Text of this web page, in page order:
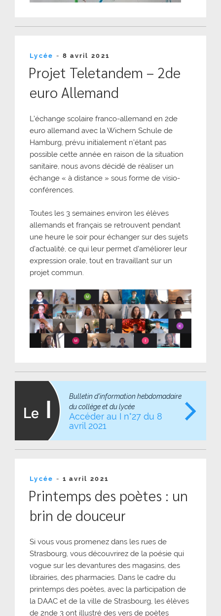
Lycée - Publié
8 avril 2021
Projet Teletandem – 2de
euro Allemand
L’échange scolaire franco-allemand en 2de
euro allemand avec la Wichern Schule de
Hamburg, prévu initialement n’étant pas
possible cette année en raison de la situation
sanitaire, nous avons décidé de réaliser un
échange « à distance » sous forme de visio-
conférences.
Toutes les 3 semaines environ les élèves
allemands et français se retrouvent pendant
une heure le soir pour échanger sur des sujets
d’actualité, ce qui leur permet d’améliorer leur
expression orale, tout en travaillant sur un
projet commun.
Bulletin d'information hebdomadaire
du collège et du lycée
Accéder au I n°27 du 8
avril 2021
Lycée - Publié
1 avril 2021
Printemps des poètes : un
brin de douceur
Si vous vous promenez dans les rues de
Strasbourg, vous découvrirez de la poésie qui
vogue sur les devantures des magasins, des
librairies, des pharmacies. Dans le cadre du
printemps des poètes, avec la participation de
la DAAC et de la ville de Strasbourg, les élèves
de 2nde 3 ont illustré des vers de poètes